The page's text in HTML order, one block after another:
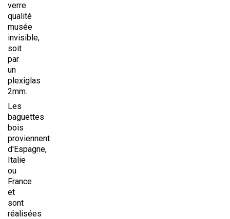
verre
qualité
musée
invisible,
soit
par
un
plexiglas
2mm.
Les
baguettes
bois
proviennent
d'Espagne,
Italie
ou
France
et
sont
réalisées